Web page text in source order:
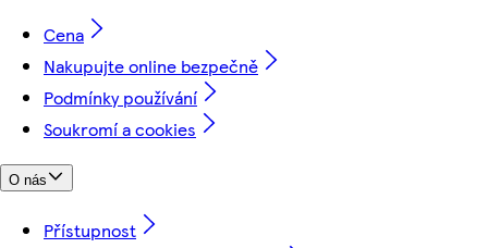
Cena
Nakupujte online bezpečně
Podmínky používání
Soukromí a cookies
O nás
Přístupnost